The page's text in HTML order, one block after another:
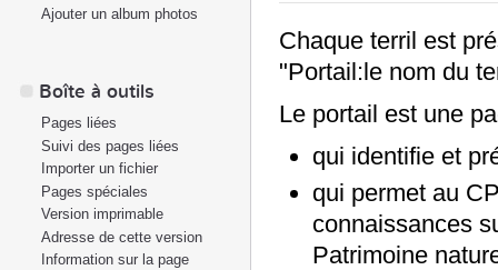
Chaque terril est
"Portail:le nom du
Le portail est une
qui identifie et
qui permet au
connaissances
Patrimoine
Ajouter un album photos
Boîte à outils
Pages liées
Suivi des pages liées
Importer un fichier
Pages spéciales
Version imprimable
Adresse de cette version
Information sur la page